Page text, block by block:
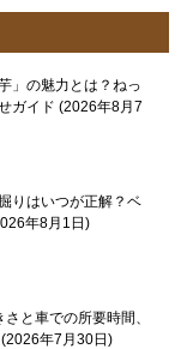
」の魅力とは？ねっ
ガイド 2026年8月7
りはいつが正解？ベ
年8月1日
と車での所要時間、
2026年7月30日